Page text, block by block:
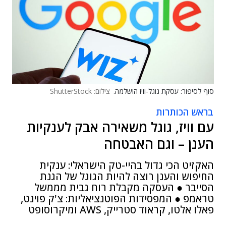
סוף לסיפור: עסקת גוגל-וויז הושלמה. צילום: ShutterStock
בראש הכותרות
עם וויז, גוגל משאירה אבק לענקיות
הענן – וגם האבטחה
האקזיט הכי גדול בהיי-טק הישראלי: ענקית
החיפוש והענן רוצה להיות הגוגל של הגנת
הסייבר ● העסקה מקבלת רוח גבית מממשל
טראמפ ● המפסידות הפוטנציאליות: צ'ק פוינט,
פאלו אלטו, קראוד סטרייק, AWS ומיקרוסופט